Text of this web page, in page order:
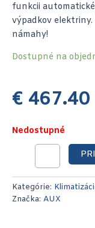
funkcii
výpadkov
námahy!
Dostupné na
€ 467.40
Nedostupné
Kategórie:
Značka: AUX